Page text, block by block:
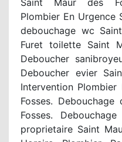
Plombier En Urgence
debouchage wc
Furet toilette Saint
Deboucher
Deboucher evier
Intervention
Fosses.
Fosses.
proprietaire Saint